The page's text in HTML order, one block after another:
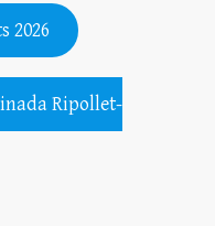
2026
Ripollet-